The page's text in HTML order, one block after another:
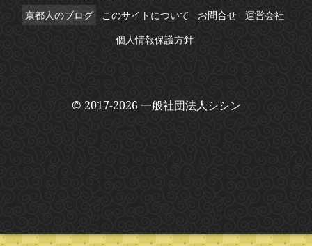
京都人のブログ
このサイトについて お問合せ
運営会社
個人情報保護方針
© 2017-2026 一般社団法人シシン